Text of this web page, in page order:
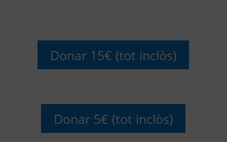
Donar 15€ (tot inclòs)
Donar 5€ (tot inclòs)